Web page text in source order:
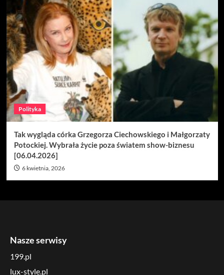
Polityka
Tak wygląda córka Grzegorza Ciechowskiego i Małgorzaty
Potockiej. Wybrała życie poza światem show-biznesu
[06.04.2026]
6 kwietnia, 2026
Nasze serwisy
199.pl
lux-style.pl